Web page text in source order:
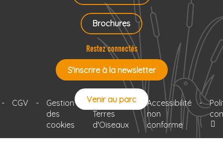
Brochures
Restez connectés
S'inscrire à la newsletter
Venir au parc
- CGV -
Gestion
des
cookies
Le projet
Terres
d'Oiseaux
Accessibilité
non
conforme
-